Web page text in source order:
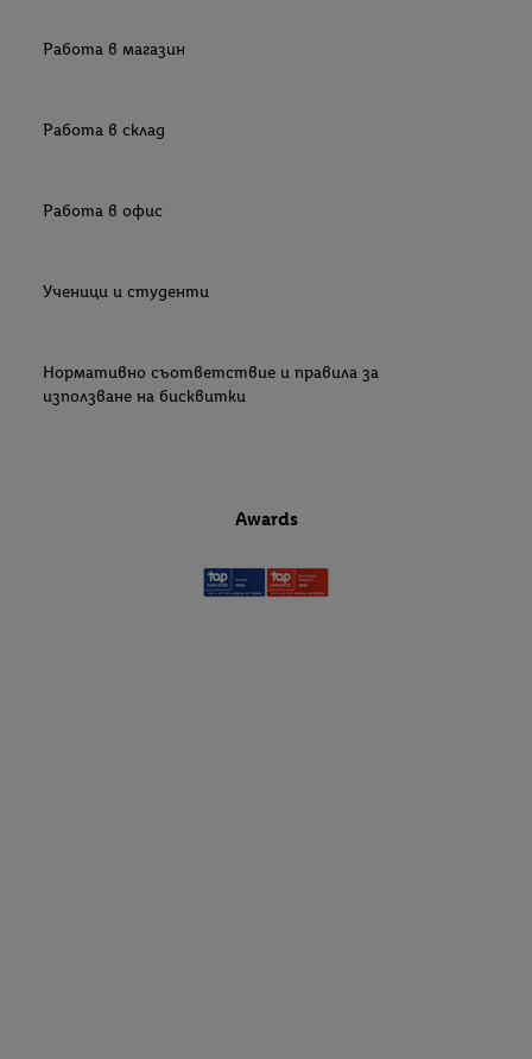
Работа в магазин
Работа в склад
Работа в офис
Ученици и студенти
Нормативно съответствие и правила за
използване на бисквитки
Awards